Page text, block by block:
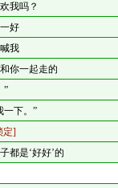
我吗？
好
我
你一起走的
”
一下。”
定]
都是‘好好’的